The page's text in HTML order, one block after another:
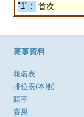
"1" :
首次
賽事資料
報名表
排位表(本地)
賠率
賽果